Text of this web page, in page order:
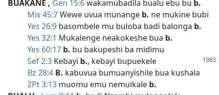
BUAKANE , Gen 15:6wakamubadila bualu ebu bu b.
Mis 45:7Wewe uvua munange b. ne mukine bubi
Yes 26:9 basombele mu buloba badi balonga b.
Yes 32:1 Mukalenge neakokeshe bua b.
Yes 60:17 b. bu bakupeshi ba midimu
Sef 2:3 Kebayi b., kebayi bupuekele
Bz 28:4 B. kabuvua bumuanyishile bua kushala
2Pt 3:13 muomu emu nemuikale b.